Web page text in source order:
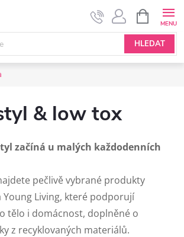
HLEDAT
NÁKUPNÍ
KOŠÍK
& low tox
začíná u malých každodenních
pečlivě vybrané produkty
Young Living, které podporují
tělo i domácnost, doplněné o
z recyklovaných materiálů.